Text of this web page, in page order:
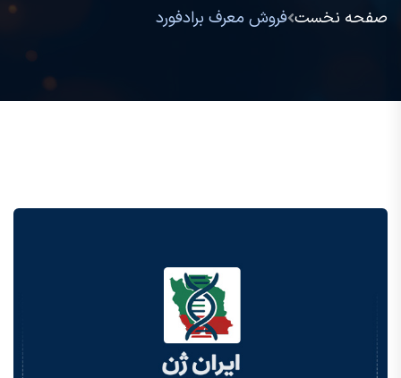
صفحه نخست فروش معرف برادفورد